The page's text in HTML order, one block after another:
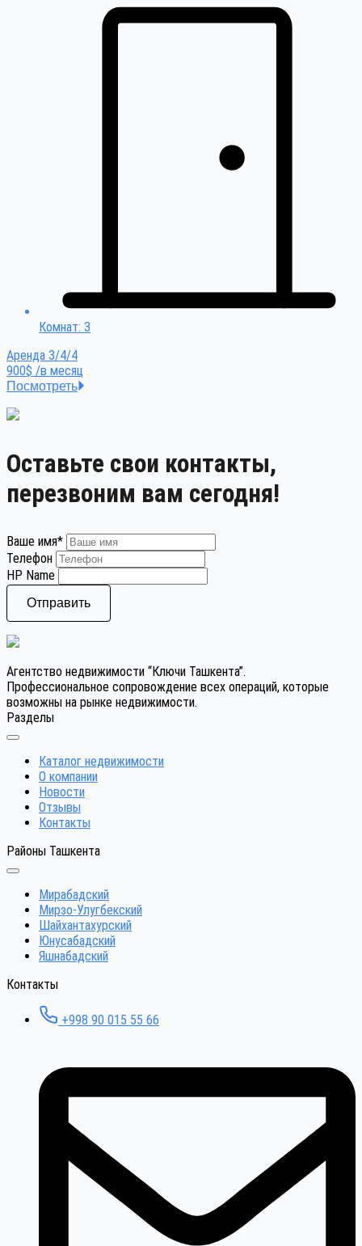
Комнат: 3
Аренда 3/4/4
900$ /в месяц
Посмотреть
Оставьте свои контакты,
перезвоним вам сегодня!
Ваше имя*
Телефон
HP Name
Отправить
Агентство недвижимости “Ключи Ташкента”.
Профессиональное сопровождение всех операций, которые
возможны на рынке недвижимости.
Разделы
Каталог недвижимости
О компании
Новости
Отзывы
Контакты
Районы Ташкента
Мирабадский
Мирзо-Улугбекский
Шайхантахурский
Юнусабадский
Яшнабадский
Контакты
+998 90 015 55 66